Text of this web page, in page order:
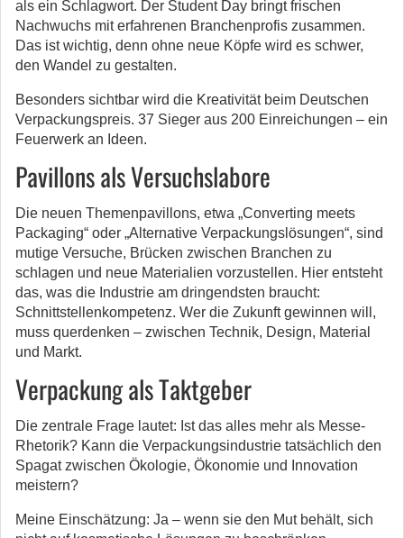
als ein Schlagwort. Der Student Day bringt frischen
Nachwuchs mit erfahrenen Branchenprofis zusammen.
Das ist wichtig, denn ohne neue Köpfe wird es schwer,
den Wandel zu gestalten.
Besonders sichtbar wird die Kreativität beim Deutschen
Verpackungspreis. 37 Sieger aus 200 Einreichungen – ein
Feuerwerk an Ideen.
Pavillons als Versuchslabore
Die neuen Themenpavillons, etwa „Converting meets
Packaging“ oder „Alternative Verpackungslösungen“, sind
mutige Versuche, Brücken zwischen Branchen zu
schlagen und neue Materialien vorzustellen. Hier entsteht
das, was die Industrie am dringendsten braucht:
Schnittstellenkompetenz. Wer die Zukunft gewinnen will,
muss querdenken – zwischen Technik, Design, Material
und Markt.
Verpackung als Taktgeber
Die zentrale Frage lautet: Ist das alles mehr als Messe-
Rhetorik? Kann die Verpackungsindustrie tatsächlich den
Spagat zwischen Ökologie, Ökonomie und Innovation
meistern?
Meine Einschätzung: Ja – wenn sie den Mut behält, sich